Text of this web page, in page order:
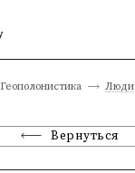
Геополонистика Люди
Вернуться